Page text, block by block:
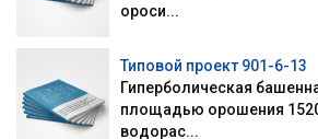
ороси...
Типовой проект 901-6-13
Гиперболическая
площадью орошения
водорас...